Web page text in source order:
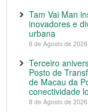
Tam Vai Man
inovadores e
urbana
8 de Agosto de
Terceiro
Posto de
de Macau da
conectividade
8 de Agosto de